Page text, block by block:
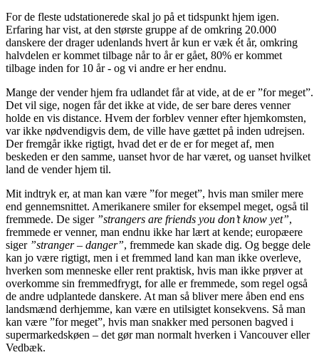
For de fleste udstationerede skal jo på et tidspunkt hjem igen.
Erfaring har vist, at den største gruppe af de omkring 20.000
danskere der drager udenlands hvert år kun er væk ét år, omkring
halvdelen er kommet tilbage når to år er gået, 80% er kommet
tilbage inden for 10 år - og vi andre er her endnu.
Mange der vender hjem fra udlandet får at vide, at de er ”for meget”.
Det vil sige, nogen får det ikke at vide, de ser bare deres venner
holde en vis distance. Hvem der forblev venner efter hjemkomsten,
var ikke nødvendigvis dem, de ville have gættet på inden udrejsen.
Der fremgår ikke rigtigt, hvad det er de er for meget af, men
beskeden er den samme, uanset hvor de har været, og uanset hvilket
land de vender hjem til.
Mit indtryk er, at man kan være ”for meget”, hvis man smiler mere
end gennemsnittet. Amerikanere smiler for eksempel meget, også til
fremmede. De siger ”strangers are friends you don’t know yet”,
fremmede er venner, man endnu ikke har lært at kende; europæere
siger ”stranger – danger”, fremmede kan skade dig. Og begge dele
kan jo være rigtigt, men i et fremmed land kan man ikke overleve,
hverken som menneske eller rent praktisk, hvis man ikke prøver at
overkomme sin fremmedfrygt, for alle er fremmede, som regel også
de andre udplantede danskere. At man så bliver mere åben end ens
landsmænd derhjemme, kan være en utilsigtet konsekvens. Så man
kan være ”for meget”, hvis man snakker med personen bagved i
supermarkedskøen – det gør man normalt hverken i Vancouver eller
Vedbæk.